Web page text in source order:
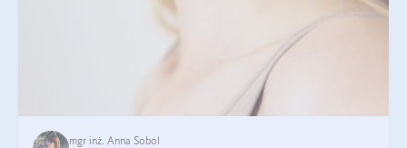
mgr inż. Anna Sobol